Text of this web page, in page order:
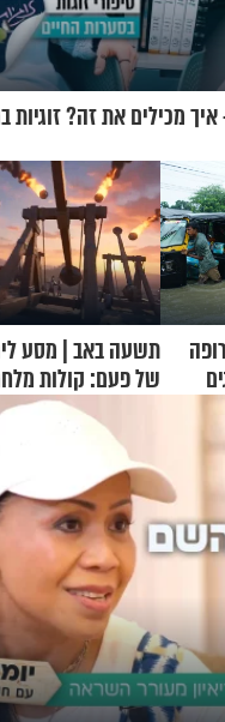
מכילים את זה?
תשעה באב | מסע
של פעם: קולות